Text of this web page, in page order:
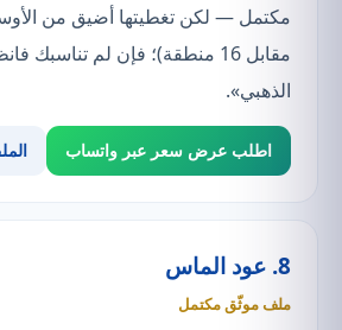
مقابل 16 منطقة)؛ فإن لم تناسبك
الذهبي».
اطلب عرض سعر عبر واتساب
8. عود الماس
ملف موثّق مكتمل